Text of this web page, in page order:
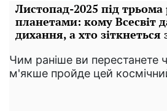
Листопад-2025 під
планетами: кому Всесвіт
дихання, а хто зіткнеться
Чим раніше ви перестанете
м'якше пройде цей